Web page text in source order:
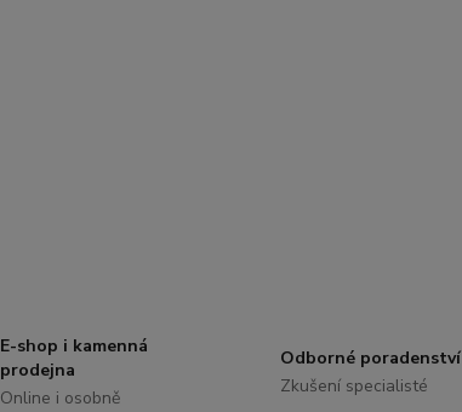
E-shop i kamenná
prodejna
Online i osobně
Odborné poradenství
Zkušení specialisté